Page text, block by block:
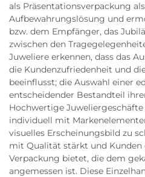
als Präsentationsverpackung
Aufbewahrungslösung und
bzw. dem Empfänger, das
zwischen den
Juweliere erkennen, dass das
die Kundenzufriedenheit und
beeinflusst; die Auswahl einer
entscheidender Bestandteil
Hochwertige
individuell mit
visuelles Erscheinungsbild zu
mit Qualität stärkt und Kunden
Verpackung bietet, die dem
angemessen ist. Diese